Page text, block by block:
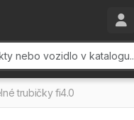
trubičky fi4.0